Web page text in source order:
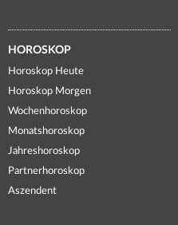
HOROSKOP
Horoskop Heute
Horoskop Morgen
Wochenhoroskop
Monatshoroskop
Jahreshoroskop
Partnerhoroskop
Aszendent